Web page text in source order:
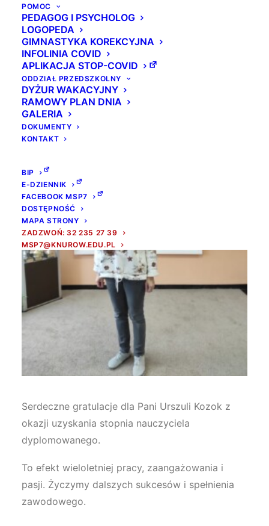
POMOC
PEDAGOG I PSYCHOLOG
LOGOPEDA
GIMNASTYKA KOREKCYJNA
INFOLINIA COVID
APLIKACJA STOP-COVID
ODDZIAŁ PRZEDSZKOLNY
DYŻUR WAKACYJNY
RAMOWY PLAN DNIA
GALERIA
DOKUMENTY
KONTAKT
BIP
E-DZIENNIK
FACEBOOK MSP7
DOSTĘPNOŚĆ
MAPA STRONY
ZADZWOŃ: 32 235 27 39
MSP7@KNUROW.EDU.PL
Serdeczne gratulacje dla Pani Urszuli Kozok z
okazji uzyskania stopnia nauczyciela
dyplomowanego.
To efekt wieloletniej pracy, zaangażowania i
pasji. Życzymy dalszych sukcesów i spełnienia
zawodowego.